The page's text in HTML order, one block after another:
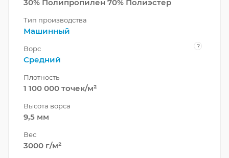
30% Полипропилен 70% Полиэстер
Тип производства
Машинный
Ворс ?
Средний
Плотность
1 100 000 точек/м²
Высота ворса
9,5 мм
Вес
3000 г/м²